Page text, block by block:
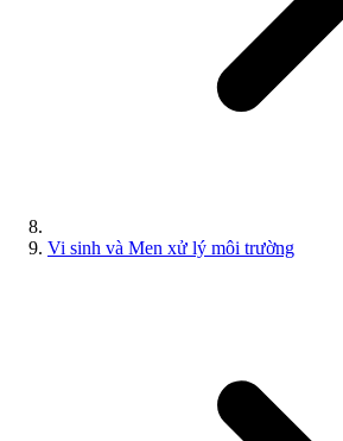
Vi sinh và Men xử lý môi trường